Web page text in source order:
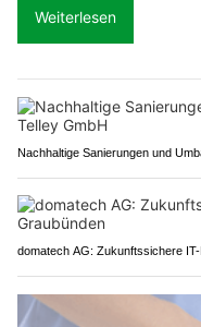
Weiterlesen
Nachhaltige Sanierungen und
domatech AG: Zukunftssichere